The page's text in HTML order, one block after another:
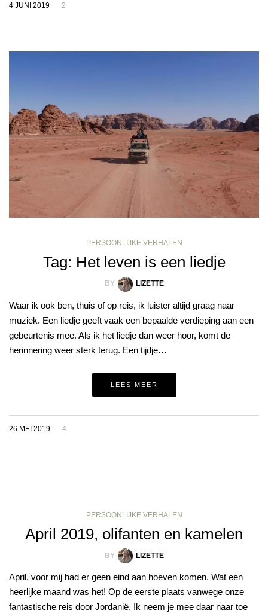
4 JUNI 2019 2
PERSOONLIJKE VERHALEN
Tag: Het leven is een liedje
BY LIZETTE
Waar ik ook ben, thuis of op reis, ik luister altijd graag naar
muziek. Een liedje geeft vaak een bepaalde verdieping aan een
gebeurtenis mee. Als ik het liedje dan weer hoor, komt de
herinnering weer sterk terug. Een tijdje…
LEES MEER
26 MEI 2019 4
PERSOONLIJKE VERHALEN
April 2019, olifanten en kamelen
BY LIZETTE
April, voor mij had er geen eind aan hoeven komen. Wat een
heerlijke maand was het! Op de eerste plaats vanwege onze
fantastische reis door Jordanië. Ik neem je mee daar naar toe